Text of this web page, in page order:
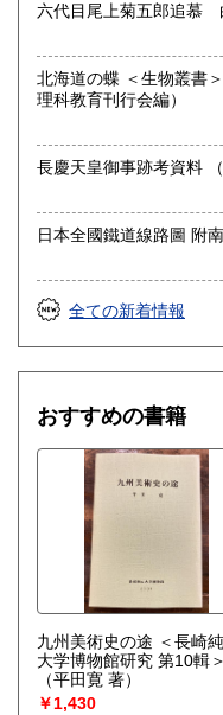
価格3,000円以上からお
●お問い合わせはメール
ご連絡先を記載のうえ
沿線名：-
営業時間：不定
定休日：土日祝休&不定
-
六代目尾上菊五郎追慕
北海道の蝶 ＜生物叢書＞ （本間敏弘,宮内紀雄共著 ; 北海道
理科教育刊行会編）
日本全國鐵道線路圖 附
全ての新着情報
おすすめの書籍
九州美術史の途 ＜長崎
大学博物館研究 第10輯＞
（平田寛 著）
￥1,430